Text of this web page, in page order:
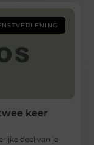
keer
deel van je